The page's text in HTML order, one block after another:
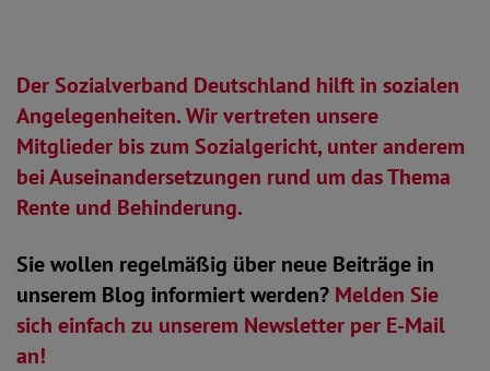
Der Sozialverband Deutschland hilft in sozialen
Angelegenheiten. Wir vertreten unsere
Mitglieder bis zum Sozialgericht, unter anderem
bei Auseinandersetzungen rund um das Thema
Rente und Behinderung.
Sie wollen regelmäßig über neue Beiträge in
unserem Blog informiert werden? Melden Sie
sich einfach zu unserem Newsletter per E-Mail
an!